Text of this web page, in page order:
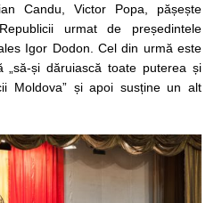
Candu, Victor Popa, pășește
urmat de președintele
Igor Dodon. Cel din urmă este
„să-și dăruiască toate puterea și
Moldova” și apoi susține un alt